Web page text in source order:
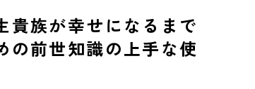
貴族が幸せになるまで
の前世知識の上手な使